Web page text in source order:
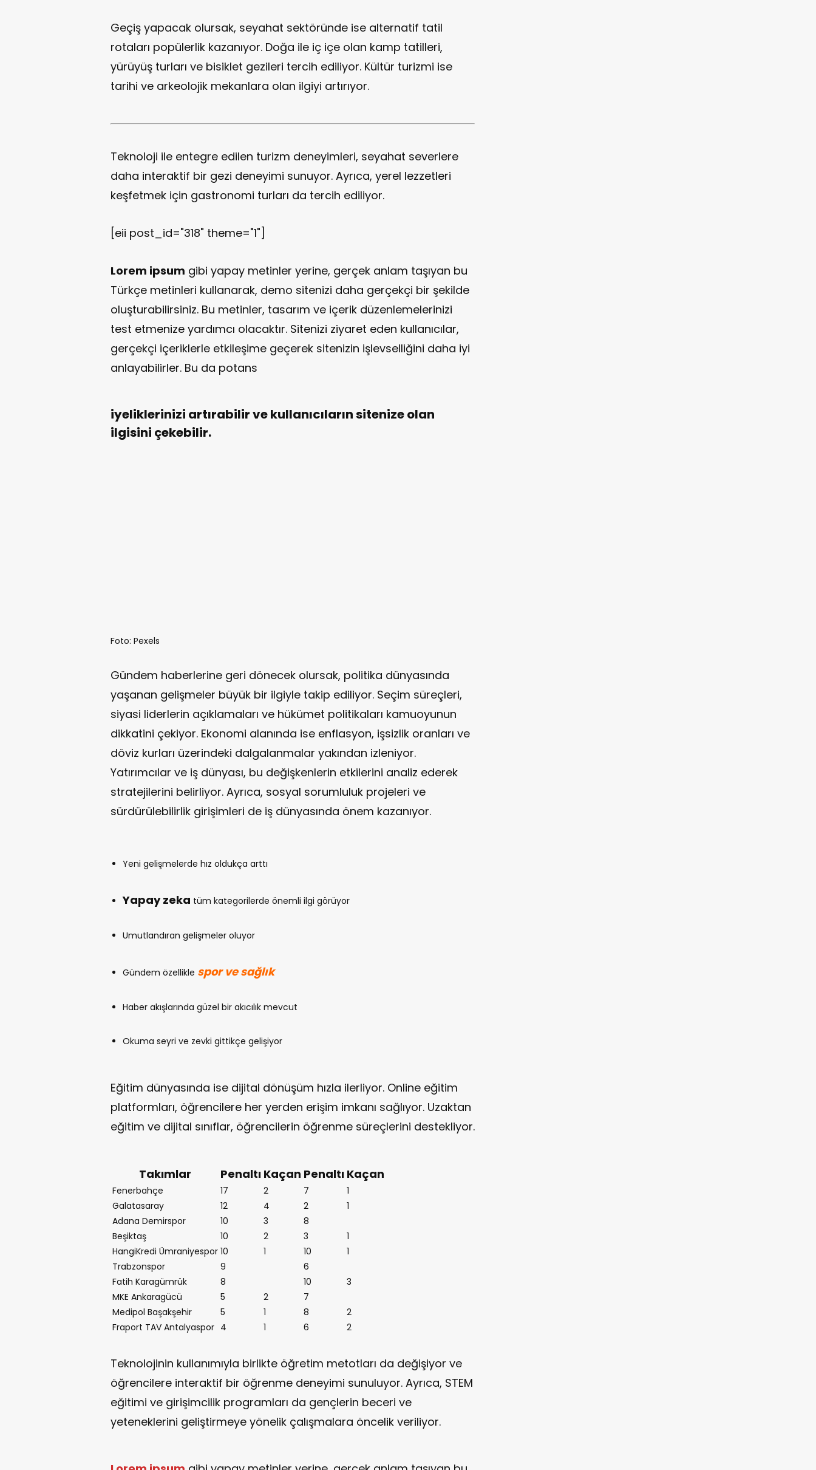
Geçiş yapacak olursak, seyahat sektöründe ise alternatif tatil
rotaları popülerlik kazanıyor. Doğa ile iç içe olan kamp tatilleri,
yürüyüş turları ve bisiklet gezileri tercih ediliyor. Kültür turizmi ise
tarihi ve arkeolojik mekanlara olan ilgiyi artırıyor.
Teknoloji ile entegre edilen turizm deneyimleri, seyahat severlere
daha interaktif bir gezi deneyimi sunuyor. Ayrıca, yerel lezzetleri
keşfetmek için gastronomi turları da tercih ediliyor.
[eii post_id="318" theme="1"]
Lorem ipsum gibi yapay metinler yerine, gerçek anlam taşıyan bu
Türkçe metinleri kullanarak, demo sitenizi daha gerçekçi bir şekilde
oluşturabilirsiniz. Bu metinler, tasarım ve içerik düzenlemelerinizi
test etmenize yardımcı olacaktır. Sitenizi ziyaret eden kullanıcılar,
gerçekçi içeriklerle etkileşime geçerek sitenizin işlevselliğini daha iyi
anlayabilirler. Bu da potans
iyeliklerinizi artırabilir ve kullanıcıların sitenize olan
ilgisini çekebilir.
Foto: Pexels
Gündem haberlerine geri dönecek olursak, politika dünyasında
yaşanan gelişmeler büyük bir ilgiyle takip ediliyor. Seçim süreçleri,
siyasi liderlerin açıklamaları ve hükümet politikaları kamuoyunun
dikkatini çekiyor. Ekonomi alanında ise enflasyon, işsizlik oranları ve
döviz kurları üzerindeki dalgalanmalar yakından izleniyor.
Yatırımcılar ve iş dünyası, bu değişkenlerin etkilerini analiz ederek
stratejilerini belirliyor. Ayrıca, sosyal sorumluluk projeleri ve
sürdürülebilirlik girişimleri de iş dünyasında önem kazanıyor.
Yeni gelişmelerde hız oldukça arttı
Yapay zeka tüm kategorilerde önemli ilgi görüyor
Umutlandıran gelişmeler oluyor
Gündem özellikle spor ve sağlık
Haber akışlarında güzel bir akıcılık mevcut
Okuma seyri ve zevki gittikçe gelişiyor
Eğitim dünyasında ise dijital dönüşüm hızla ilerliyor. Online eğitim
platformları, öğrencilere her yerden erişim imkanı sağlıyor. Uzaktan
eğitim ve dijital sınıflar, öğrencilerin öğrenme süreçlerini destekliyor.
Takımlar Penaltı Kaçan Penaltı Kaçan
Fenerbahçe 17 2 7
1
Galatasaray
12 4 2
1
Adana Demirspor
10 3
8
Beşiktaş
10 2 3
1
HangiKredi Ümraniyespor 10 1 10
1
Trabzonspor
9
6
Fatih Karagümrük
8 10
3
MKE Ankaragücü
5 2
7
Medipol Başakşehir
5 1 8
2
Fraport TAV Antalyaspor 4 1 6 2
Teknolojinin kullanımıyla birlikte öğretim metotları da değişiyor ve
öğrencilere interaktif bir öğrenme deneyimi sunuluyor. Ayrıca, STEM
eğitimi ve girişimcilik programları da gençlerin beceri ve
yeteneklerini geliştirmeye yönelik çalışmalara öncelik veriliyor.